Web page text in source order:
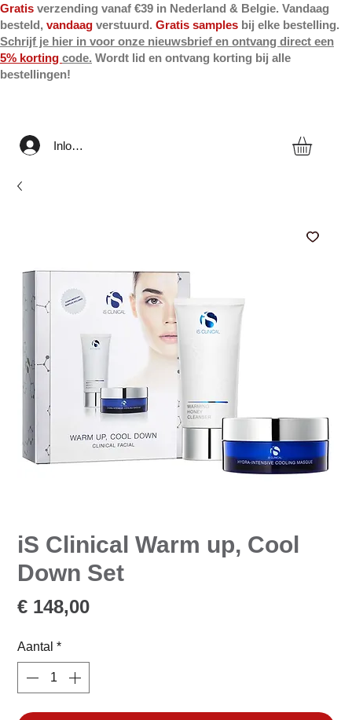
Gratis verzending vanaf €39 in Nederland & Belgie. Vandaag
besteld, vandaag verstuurd. Gratis samples bij elke bestelling.
Schrijf je hier in voor onze nieuwsbrief en ontvang direct een
5% korting code. Wordt lid en ontvang korting bij alle
bestellingen!
Inloggen
iS Clinical Warm up, Cool
Down Set
€ 148,00Prijs
Aantal *